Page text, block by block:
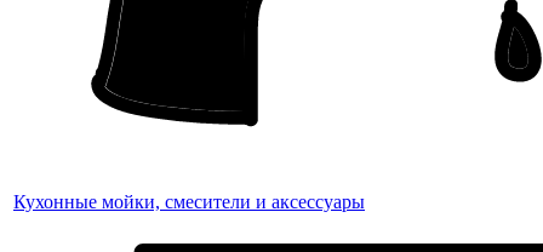
Кухонные мойки, смесители и аксессуары